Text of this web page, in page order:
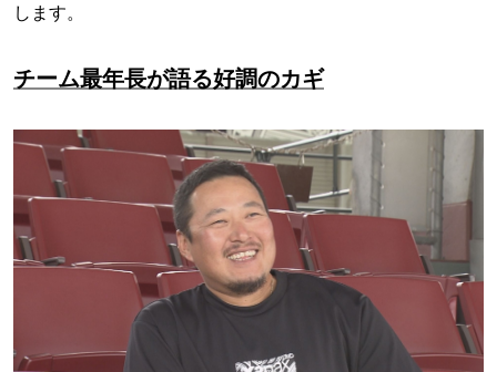
します。
チーム最年長が語る好調のカギ